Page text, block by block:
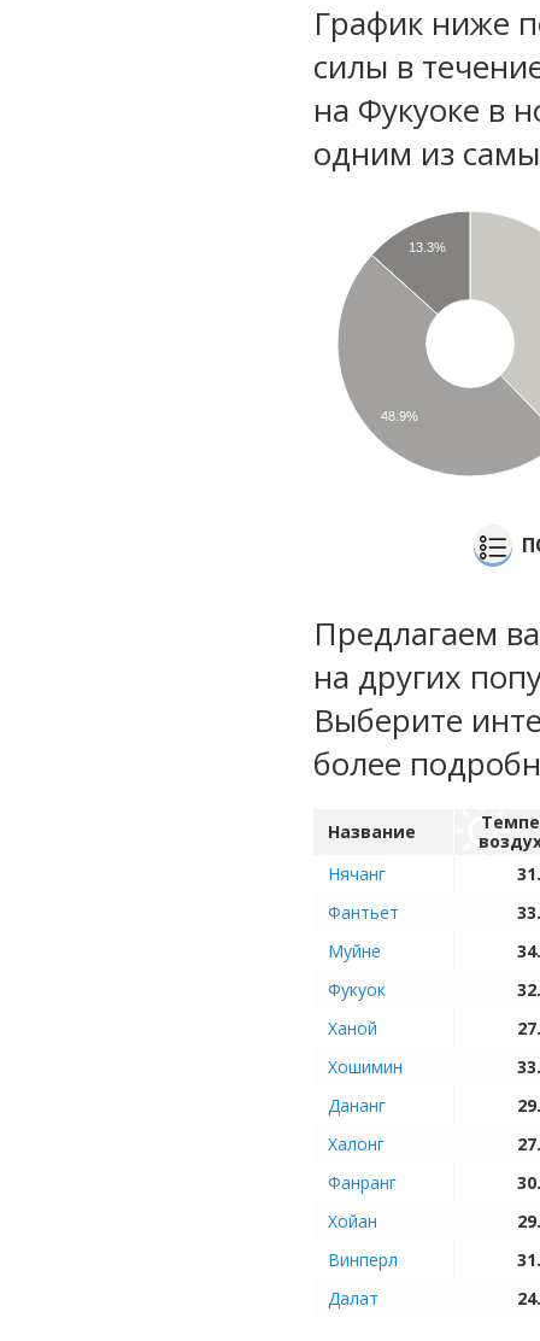
График ниже
силы в
на Фукуоке в
одним из
13.3%
48.9%
Предлагаем
на других
Выберите
более
Название
Нячанг
Фантьет
Муйне
Фукуок
Ханой
Хошимин
Дананг
Халонг
Фанранг
Хойан
Винперл
Далат